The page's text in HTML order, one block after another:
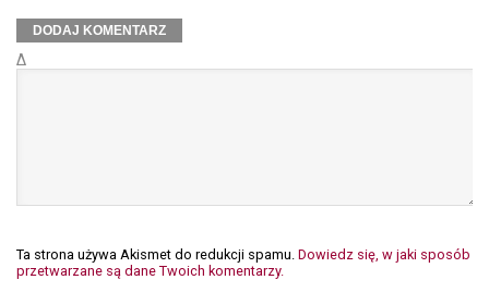
Δ
Ta strona używa Akismet do redukcji spamu. Dowiedz się, w jaki sposób
przetwarzane są dane Twoich komentarzy.